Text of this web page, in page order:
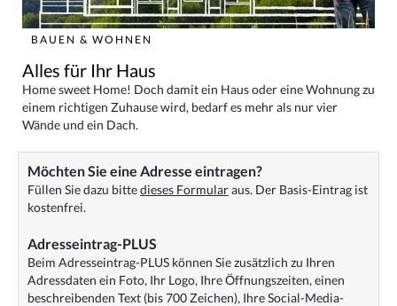
BAUEN & WOHNEN
Alles für Ihr Haus
Home sweet Home! Doch damit ein Haus oder eine Wohnung zu
einem richtigen Zuhause wird, bedarf es mehr als nur vier
Wände und ein Dach.
Möchten Sie eine Adresse eintragen?
Füllen Sie dazu bittedieses Formularaus. Der Basis-Eintrag ist
kostenfrei.
Adresseintrag-PLUS
Beim Adresseintrag-PLUS können Sie zusätzlich zu Ihren
Adressdaten ein Foto, Ihr Logo, Ihre Öffnungszeiten, einen
beschreibenden Text (bis 700 Zeichen), Ihre Social-Media-